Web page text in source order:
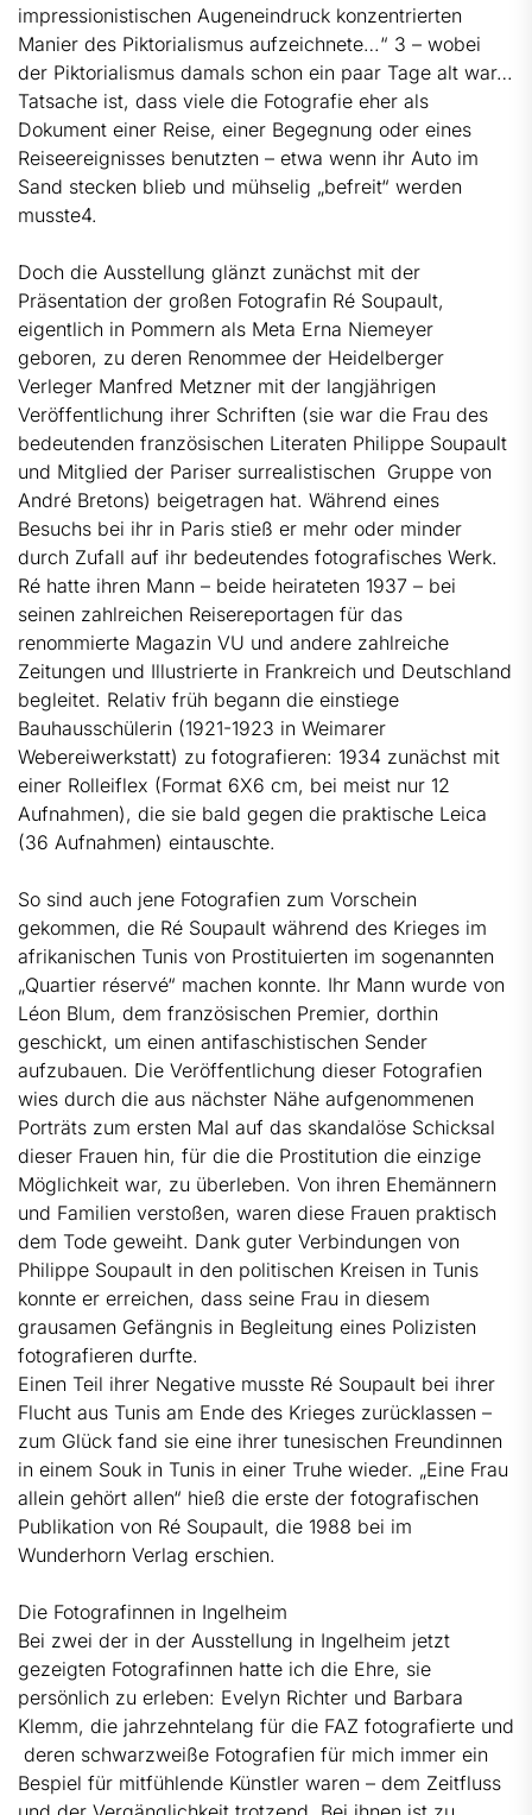
impressionistischen Augeneindruck konzentrierten
Manier des Piktorialismus aufzeichnete…“ 3 – wobei
der Piktorialismus damals schon ein paar Tage alt war…
Tatsache ist, dass viele die Fotografie eher als
Dokument einer Reise, einer Begegnung oder eines
Reiseereignisses benutzten – etwa wenn ihr Auto im
Sand stecken blieb und mühselig „befreit“ werden
musste4.
Doch die Ausstellung glänzt zunächst mit der
Präsentation der großen Fotografin Ré Soupault,
eigentlich in Pommern als Meta Erna Niemeyer
geboren, zu deren Renommee der Heidelberger
Verleger Manfred Metzner mit der langjährigen
Veröffentlichung ihrer Schriften (sie war die Frau des
bedeutenden französischen Literaten Philippe Soupault
und Mitglied der Pariser surrealistischen Gruppe von
André Bretons) beigetragen hat. Während eines
Besuchs bei ihr in Paris stieß er mehr oder minder
durch Zufall auf ihr bedeutendes fotografisches Werk.
Ré hatte ihren Mann – beide heirateten 1937 – bei
seinen zahlreichen Reisereportagen für das
renommierte Magazin VU und andere zahlreiche
Zeitungen und Illustrierte in Frankreich und Deutschland
begleitet. Relativ früh begann die einstiege
Bauhausschülerin (1921-1923 in Weimarer
Webereiwerkstatt) zu fotografieren: 1934 zunächst mit
einer Rolleiflex (Format 6X6 cm, bei meist nur 12
Aufnahmen), die sie bald gegen die praktische Leica
(36 Aufnahmen) eintauschte.
So sind auch jene Fotografien zum Vorschein
gekommen, die Ré Soupault während des Krieges im
afrikanischen Tunis von Prostituierten im sogenannten
„Quartier réservé“ machen konnte. Ihr Mann wurde von
Léon Blum, dem französischen Premier, dorthin
geschickt, um einen antifaschistischen Sender
aufzubauen. Die Veröffentlichung dieser Fotografien
wies durch die aus nächster Nähe aufgenommenen
Porträts zum ersten Mal auf das skandalöse Schicksal
dieser Frauen hin, für die die Prostitution die einzige
Möglichkeit war, zu überleben. Von ihren Ehemännern
und Familien verstoßen, waren diese Frauen praktisch
dem Tode geweiht. Dank guter Verbindungen von
Philippe Soupault in den politischen Kreisen in Tunis
konnte er erreichen, dass seine Frau in diesem
grausamen Gefängnis in Begleitung eines Polizisten
fotografieren durfte.
Einen Teil ihrer Negative musste Ré Soupault bei ihrer
Flucht aus Tunis am Ende des Krieges zurücklassen –
zum Glück fand sie eine ihrer tunesischen Freundinnen
in einem Souk in Tunis in einer Truhe wieder. „Eine Frau
allein gehört allen“ hieß die erste der fotografischen
Publikation von Ré Soupault, die 1988 bei im
Wunderhorn Verlag erschien.
Die Fotografinnen in Ingelheim
Bei zwei der in der Ausstellung in Ingelheim jetzt
gezeigten Fotografinnen hatte ich die Ehre, sie
persönlich zu erleben: Evelyn Richter und Barbara
Klemm, die jahrzehntelang für die FAZ fotografierte und
deren schwarzweiße Fotografien für mich immer ein
Bespiel für mitfühlende Künstler waren – dem Zeitfluss